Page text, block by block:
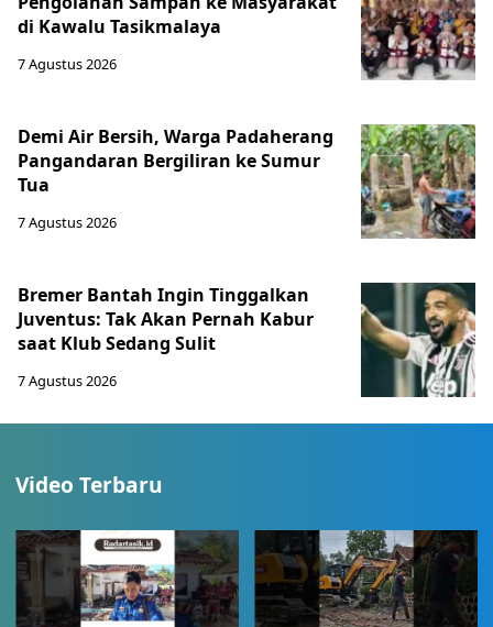
di Kawalu Tasikmalaya
7 Agustus 2026
Demi Air Bersih, Warga Padaherang
Pangandaran Bergiliran ke Sumur
Tua
7 Agustus 2026
Bremer Bantah Ingin Tinggalkan
Juventus: Tak Akan Pernah Kabur
saat Klub Sedang Sulit
7 Agustus 2026
Video Terbaru